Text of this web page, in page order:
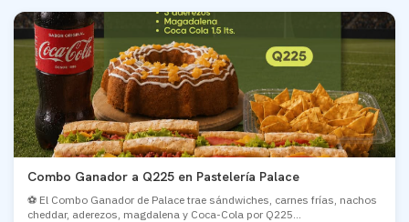
Combo Ganador a Q225 en Pastelería Palace
⚽ El Combo Ganador de Palace trae sándwiches, carnes frías, nachos
cheddar, aderezos, magdalena y Coca-Cola por Q225...